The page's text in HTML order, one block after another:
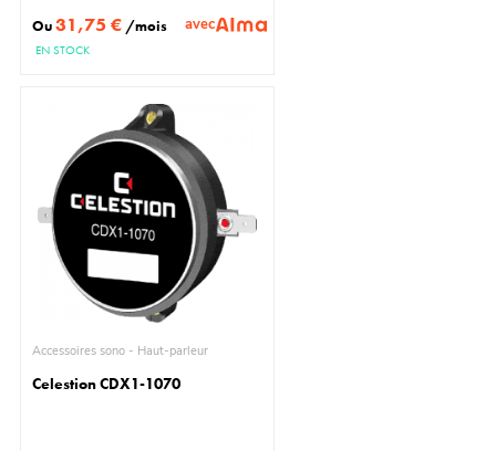
Ou31,75 € /mois avec
EN STOCK
Accessoires sono - Haut-parleur
Celestion CDX1-1070